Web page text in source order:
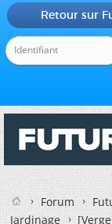
Retour sur
Forum
Jardinage